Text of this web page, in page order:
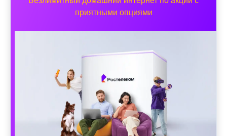
приятными опциями